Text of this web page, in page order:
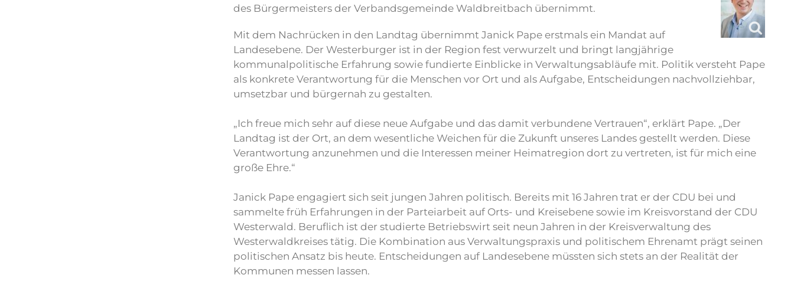
des Bürgermeisters der Verbandsgemeinde Waldbreitbach übernimmt.
Mit dem Nachrücken in den Landtag übernimmt Janick Pape erstmals ein Mandat auf
Landesebene. Der Westerburger ist in der Region fest verwurzelt und bringt langjährige
kommunalpolitische Erfahrung sowie fundierte Einblicke in Verwaltungsabläufe mit. Politik versteht Pape
als konkrete Verantwortung für die Menschen vor Ort und als Aufgabe, Entscheidungen nachvollziehbar,
umsetzbar und bürgernah zu gestalten.
„Ich freue mich sehr auf diese neue Aufgabe und das damit verbundene Vertrauen“, erklärt Pape. „Der
Landtag ist der Ort, an dem wesentliche Weichen für die Zukunft unseres Landes gestellt werden. Diese
Verantwortung anzunehmen und die Interessen meiner Heimatregion dort zu vertreten, ist für mich eine
große Ehre.“
Janick Pape engagiert sich seit jungen Jahren politisch. Bereits mit 16 Jahren trat er der CDU bei und
sammelte früh Erfahrungen in der Parteiarbeit auf Orts- und Kreisebene sowie im Kreisvorstand der CDU
Westerwald. Beruflich ist der studierte Betriebswirt seit neun Jahren in der Kreisverwaltung des
Westerwaldkreises tätig. Die Kombination aus Verwaltungspraxis und politischem Ehrenamt prägt seinen
politischen Ansatz bis heute. Entscheidungen auf Landesebene müssten sich stets an der Realität der
Kommunen messen lassen.